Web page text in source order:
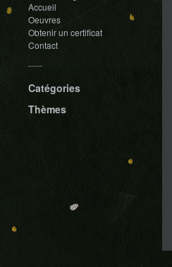
Accueil
Oeuvres
Obtenir un certificat
Contact
Catégories
Thèmes